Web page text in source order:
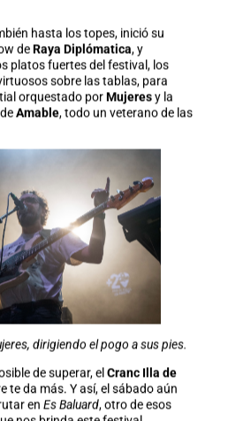
hasta los topes, inició su
deRaya Diplómatica, y
platos fuertes del festival, los
sobre las tablas, para
orquestado porMujeresy la
Amable, todo un veterano de las
dirigiendo el pogo a sus pies.
de superar, el Cranc Illa de
te da más. Y así, el sábado aún
en Es Baluard, otro de esos